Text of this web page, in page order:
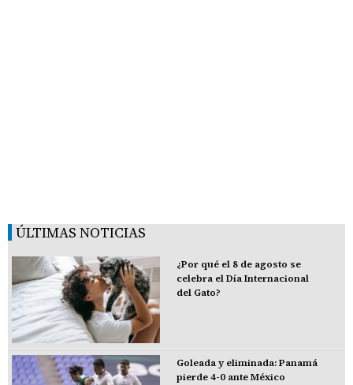
ÚLTIMAS NOTICIAS
¿Por qué el 8 de agosto se
celebra el Día Internacional
del Gato?
Goleada y eliminada: Panamá
pierde 4-0 ante México